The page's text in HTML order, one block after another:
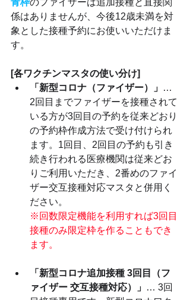
青枠のファイザーは追加接種と直接関
係はありませんが、今後12歳未満を対
象とした接種予約にお使いいただけま
す。
[各ワクチンマスタの使い分け]
「新型コロナ（ファイザー）」 …
2回目までファイザーを接種されて
いる方が3回目の予約を従来どおり
の予約枠作成方法で受け付けられ
ます。1回目、2回目の予約も引き
続き行われる医療機関は従来どお
りご利用いただき、2番めのファイ
ザー交互接種対応マスタと併用く
ださい。
※回数限定機能を利用すれば3回目
接種のみ限定枠を作ることもでき
ます。
「新型コロナ追加接種 3回目（フ
ァイザー 交互接種対応）」 … 3回